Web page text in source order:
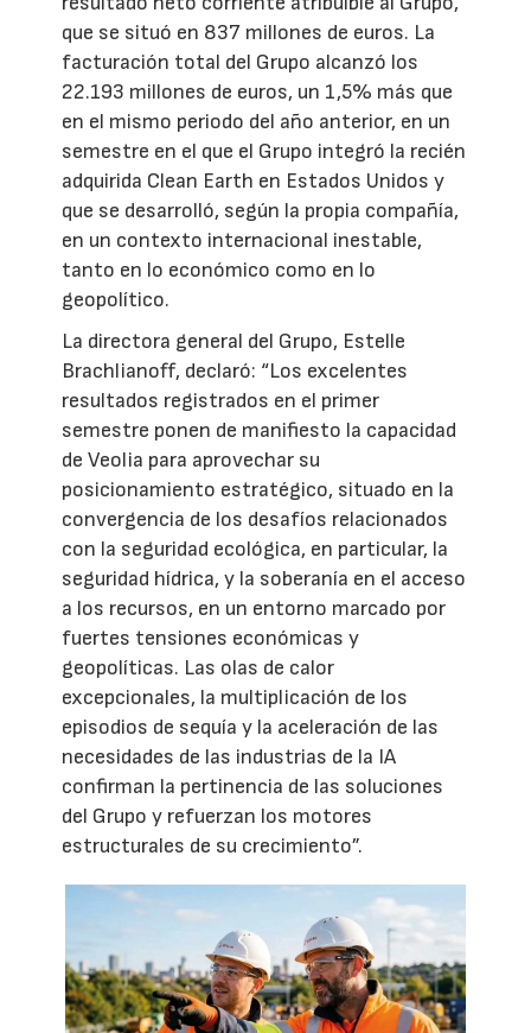
que se situó en 837 millones de euros. La
facturación total del Grupo alcanzó los
22.193 millones de euros, un 1,5% más que
en el mismo periodo del año anterior, en un
semestre en el que el Grupo integró la recién
adquirida Clean Earth en Estados Unidos y
que se desarrolló, según la propia compañía,
en un contexto internacional inestable,
tanto en lo económico como en lo
geopolítico.
La directora general del Grupo, Estelle
Brachlianoff, declaró: “Los excelentes
resultados registrados en el primer
semestre ponen de manifiesto la capacidad
de Veolia para aprovechar su
posicionamiento estratégico, situado en la
convergencia de los desafíos relacionados
con la seguridad ecológica, en particular, la
seguridad hídrica, y la soberanía en el acceso
a los recursos, en un entorno marcado por
fuertes tensiones económicas y
geopolíticas. Las olas de calor
excepcionales, la multiplicación de los
episodios de sequía y la aceleración de las
necesidades de las industrias de la IA
confirman la pertinencia de las soluciones
del Grupo y refuerzan los motores
estructurales de su crecimiento”.